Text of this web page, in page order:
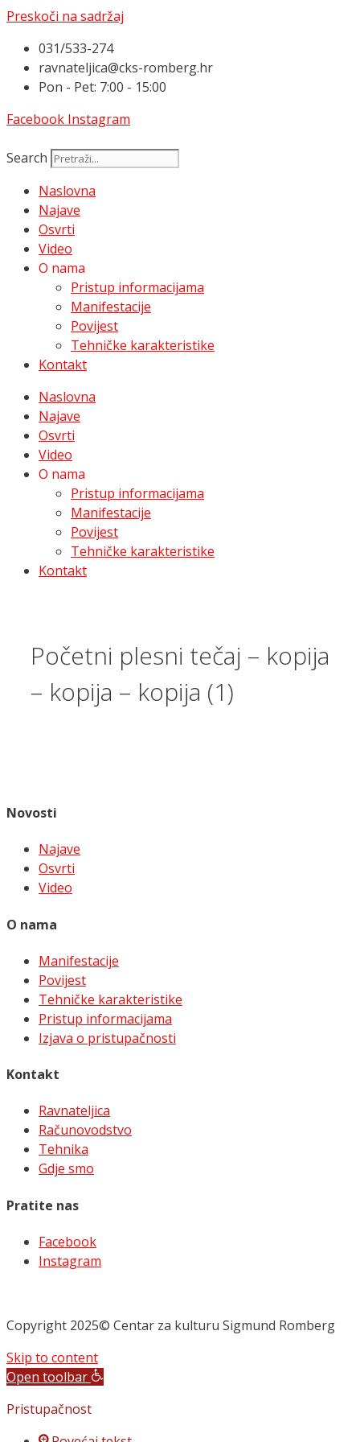
Preskoči na sadržaj
031/533-274
ravnateljica@cks-romberg.hr
Pon - Pet: 7:00 - 15:00
Facebook Instagram
Search
Naslovna
Najave
Osvrti
Video
O nama
Pristup informacijama
Manifestacije
Povijest
Tehničke karakteristike
Kontakt
Naslovna
Najave
Osvrti
Video
O nama
Pristup informacijama
Manifestacije
Povijest
Tehničke karakteristike
Kontakt
Početni plesni tečaj – kopija
– kopija – kopija (1)
Novosti
Najave
Osvrti
Video
O nama
Manifestacije
Povijest
Tehničke karakteristike
Pristup informacijama
Izjava o pristupačnosti
Kontakt
Ravnateljica
Računovodstvo
Tehnika
Gdje smo
Pratite nas
Facebook
Instagram
Copyright 2025© Centar za kulturu Sigmund Romberg
Skip to content
Open toolbar
Pristupačnost